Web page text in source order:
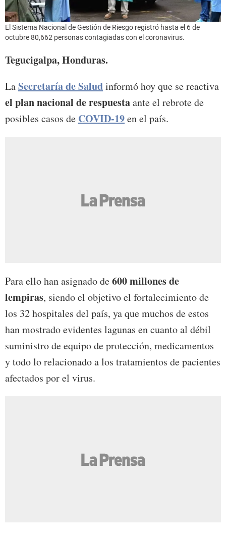
El Sistema Nacional de Gestión de Riesgo registró hasta el 6 de
octubre 80,662 personas contagiadas con el coronavirus.
Tegucigalpa, Honduras.
LaSecretaría de Saludinformó hoy que se reactiva
el plan nacional de respuestaante el rebrote de
posibles casos de COVID-19en el país.
Para ello han asignado de600 millones de
lempiras, siendo el objetivo el fortalecimiento de
los 32 hospitales del país, ya que muchos de estos
han mostrado evidentes lagunas en cuanto al débil
suministro de equipo de protección, medicamentos
y todo lo relacionado a los tratamientos de pacientes
afectados por el virus.